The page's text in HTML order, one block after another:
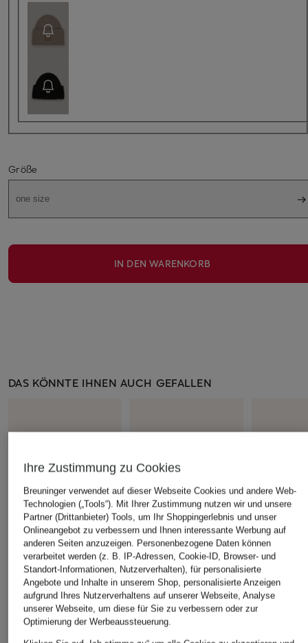
Größe
one size
IN DEN WARENKORB
DAS KÖNNTE IHNEN AUCH GEFALLEN
Acne Studios
Mütze
160 €
JACQUEMUS
Mütze LE BONNET
GROS GRAIN mit
Alpaka
+Aktionsrabatt
ISABEL
Mütze
Ihre Zustimmung zu Cookies
Breuninger verwendet auf dieser Webseite Cookies und andere Web-
Technologien („Tools“). Mit Ihrer Zustimmung nutzen wir und unsere
Partner (Drittanbieter) Tools, um Ihr Shoppingerlebnis und unser
Onlineangebot zu verbessern und Ihnen interessante Werbung auf
anderen Seiten anzuzeigen. Personenbezogene Daten können
verarbeitet werden (z. B. IP-Adressen, Cookie-ID, Browser- und
Standort-Informationen, Nutzerverhalten), für personalisierte
Angebote und Inhalte in unserem Shop, personalisierte Anzeigen
aufgrund Ihres Nutzerverhaltens auf unserer Webseite, Analyse
unserer Webseite, um diese für Sie zu verbessern oder zur
Optimierung der Werbeaussteuerung.